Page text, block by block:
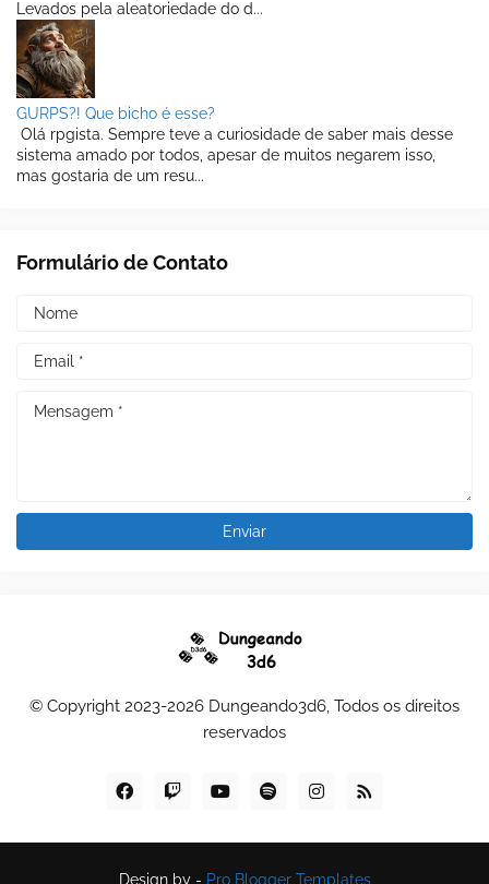
Levados pela aleatoriedade do d...
GURPS?! Que bicho é esse?
Olá rpgista. Sempre teve a curiosidade de saber mais desse
sistema amado por todos, apesar de muitos negarem isso,
mas gostaria de um resu...
Formulário de Contato
© Copyright 2023-2026 Dungeando3d6, Todos os direitos
reservados
Design by - Pro Blogger Templates